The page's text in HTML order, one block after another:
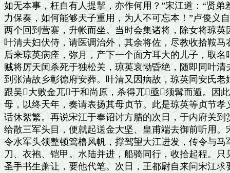
如无本事，枉自有人提挈，亦作何用？”宋江道：“贤弟
力保奏，如何能够天子重用，为人不可忘本！”卢俊义
两个回到营寨，升帐而坐。当时会集诸将，除女将琼
叶清夫妇伏侍，请医调治外，其余将佐，尽教收拾鞍
后来琼英病痊，弥月，产下一个面方耳大的儿子，取
贼将厉天闰杀死于独松关，琼英哀恸昏绝，随即同叶
到张清故乡彰德府安葬。叶清又因病故，琼英同安氏
跟吴大败金兀于和尚原，杀得兀亟须髯而遁。因
母，以终天年，奏请表扬其母贞节。此是琼英等贞节孝
话休絮繁。再说宋江于奉诏讨方腊的次日，于内府关
给散三军头目，便就起送金大坚、皇甫端去御前听用
令水军头领整顿篙橹风帆，撑驾望大江进发，传令与
刀、衣袍、铠甲。水陆并进，船骑同行，收拾起程。
圣手书生萧让，要他代笔。次日，王都尉自来问宋江